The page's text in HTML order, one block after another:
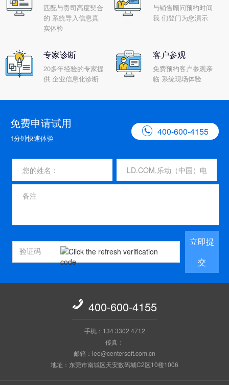
匹配与贵司高度契合
的 系统导入信息真
实体验
与销售顾问预约时间
我 们登门为您演示
专家诊断
20多年经验的专家提
供 企业信息化诊断
客户参观
免费预约客户参观亲
临 系统现场体验
免费申请试用
1分钟快速体验
 400-600-4155
立即提
交
 400-600-4155
手机：134 3302 4712
传真：
邮箱：lee@centersoft.com.cn
地址：东莞市南城区天安数码城C2区10楼1006